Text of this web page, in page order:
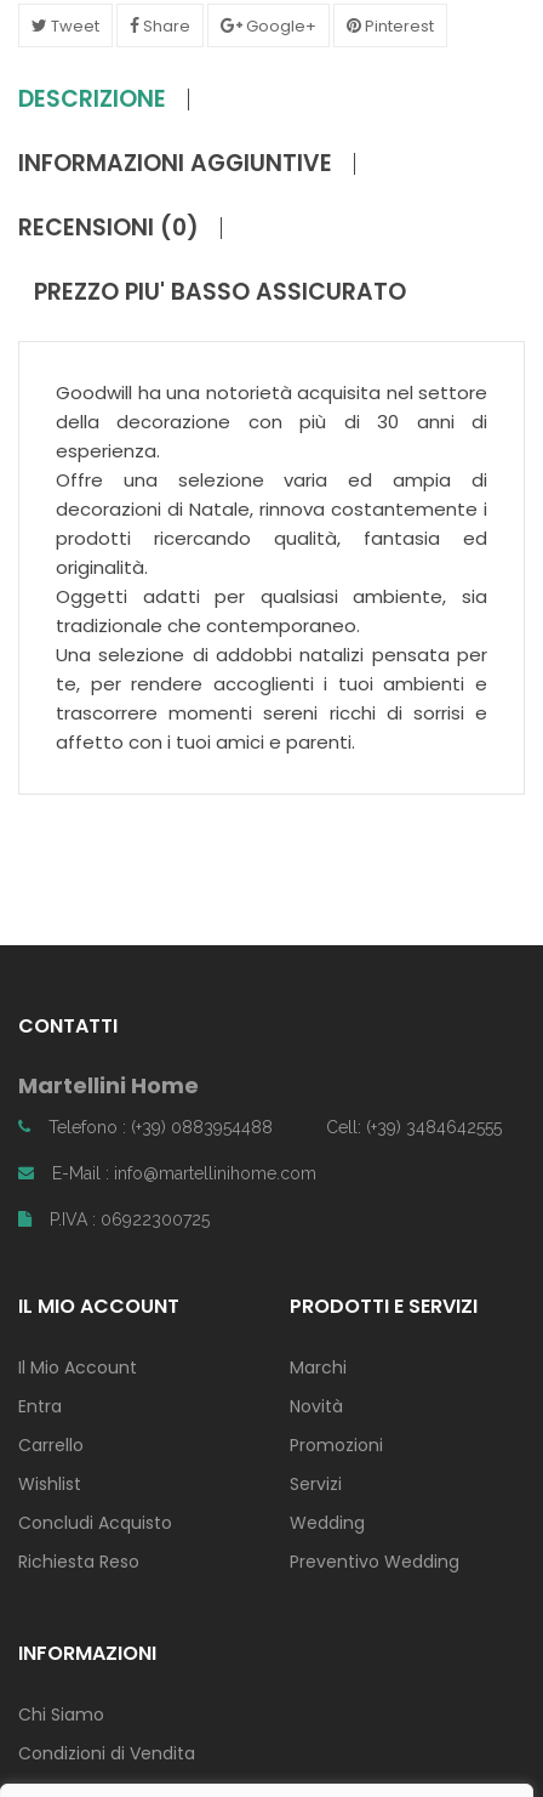
Tweet Share Google+ Pinterest
DESCRIZIONE
INFORMAZIONI AGGIUNTIVE
RECENSIONI (0)
PREZZO PIU' BASSO ASSICURATO
Goodwill ha una notorietà acquisita nel settore
della decorazione con più di 30 anni di
esperienza.
Offre una selezione varia ed ampia di
decorazioni di Natale, rinnova costantemente i
prodotti ricercando qualità, fantasia ed
originalità.
Oggetti adatti per qualsiasi ambiente, sia
tradizionale che contemporaneo.
Una selezione di addobbi natalizi pensata per
te, per rendere accoglienti i tuoi ambienti e
trascorrere momenti sereni ricchi di sorrisi e
affetto con i tuoi amici e parenti.
CONTATTI
Martellini Home
Telefono : (+39) 0883954488 Cell: (+39) 3484642555
E-Mail : info@martellinihome.com
P.IVA : 06922300725
IL MIO ACCOUNT
Il Mio Account
Entra
Carrello
Wishlist
Concludi Acquisto
Richiesta Reso
PRODOTTI E SERVIZI
Marchi
Novità
Promozioni
Servizi
Wedding
Preventivo Wedding
INFORMAZIONI
Chi Siamo
Condizioni di Vendita
Info Spedizione